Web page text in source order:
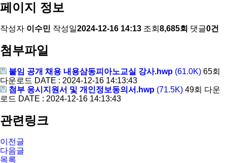
페이지 정보
작성자 이수민 작성일2024-12-16 14:13 조회 8,685회 댓글0건
첨부파일
붙임 공개 채용 내용삼동피아노교실 강사.hwp (61.0K) 65회
다운로드 DATE : 2024-12-16 14:13:43
첨부 응시지원서 및 개인정보동의서.hwp (71.5K) 49회 다운
로드 DATE : 2024-12-16 14:13:43
관련링크
이전글
다음글
목록